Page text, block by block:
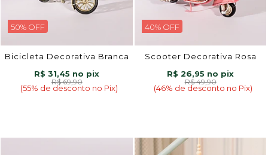
50% OFF
Bicicleta Decorativa Branca
R$ 31,45
R$ 69,90
(55% de desconto no Pix)
40% OFF
Scooter Decorativa Rosa
R$ 26,95
R$ 49,90
(46% de desconto no Pix)